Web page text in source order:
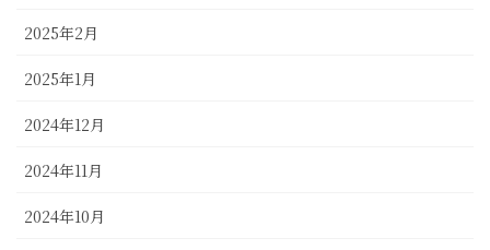
2025年2月
2025年1月
2024年12月
2024年11月
2024年10月